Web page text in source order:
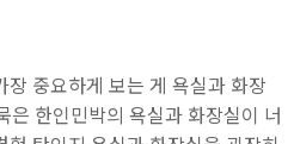
중요하게 보는 게 욕실과 화장
은 한인민박의 욕실과 화장실이 너